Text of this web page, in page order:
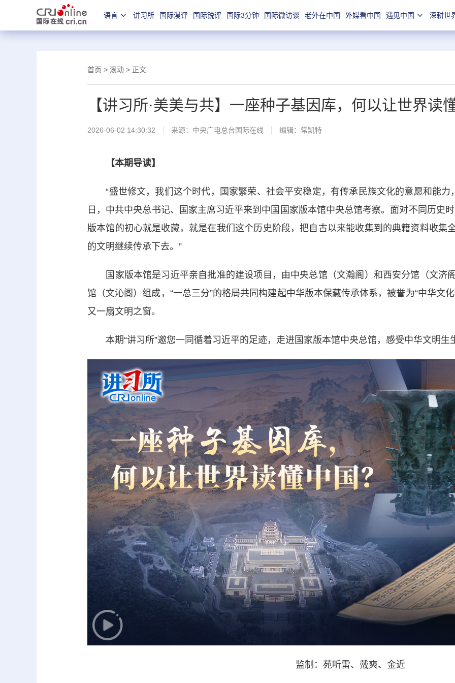
语言 讲习所 国际漫评 国际锐评 国际3分钟 国际微访谈 老外在中国 外媒看中国 遇见中国 深耕世
首页 > 滚动 > 正文
【讲习所·美美与共】一座种子基因库，何以让世界读
2026-06-02 14:30:32 来源： 中央广电总台国际在线 编辑：常凯特
【本期导读】
“盛世修文，我们这个时代，国家繁荣、社会平安稳定，有传承民族文化的意愿和能力
日，中共中央总书记、国家主席习近平来到中国国家版本馆中央总馆考察。面对不同历史
版本馆的初心就是收藏，就是在我们这个历史阶段，把自古以来能收集到的典籍资料收集
的文明继续传承下去。”
国家版本馆是习近平亲自批准的建设项目，由中央总馆（文瀚阁）和西安分馆（文济
馆（文沁阁）组成，“一总三分”的格局共同构建起中华版本保藏传承体系，被誉为“中华文
又一扇文明之窗。
本期“讲习所”邀您一同循着习近平的足迹，走进国家版本馆中央总馆，感受中华文明生
监制：苑听雷、戴爽、金近